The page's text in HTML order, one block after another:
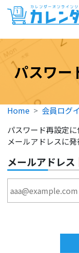
パスワー
Home
会員ログ
パスワード再設定
メールアドレスに発
メールアドレス